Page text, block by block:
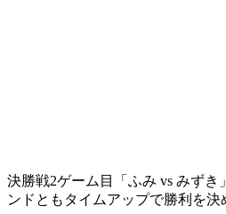
決勝戦2ゲーム目「ふみ vs みずき
ンドともタイムアップで勝利を決